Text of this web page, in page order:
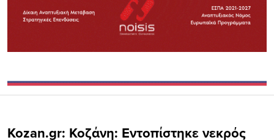
Kozan.gr: Κοζάνη: Εντοπίστηκε νεκρός